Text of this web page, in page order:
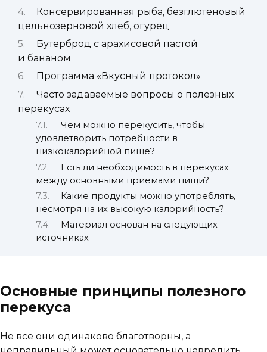
Консервированная рыба, безглютеновый
цельнозерновой хлеб, огурец
Бутерброд с арахисовой пастой
и бананом
Программа «Вкусный протокол»
Часто задаваемые вопросы о полезных
перекусах
Чем можно перекусить, чтобы
удовлетворить потребности в
низкокалорийной пище?
Есть ли необходимость в перекусах
между основными приемами пищи?
Какие продукты можно употреблять,
несмотря на их высокую калорийность?
Материал основан на следующих
источниках
Основные принципы полезного
перекуса
Не все они одинаково благотворны, а